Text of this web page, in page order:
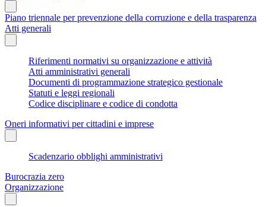
Piano triennale per prevenzione della corruzione e della trasparenza
Atti generali
Riferimenti normativi su organizzazione e attività
Atti amministrativi generali
Documenti di programmazione strategico gestionale
Statuti e leggi regionali
Codice disciplinare e codice di condotta
Oneri informativi per cittadini e imprese
Scadenzario obblighi amministrativi
Burocrazia zero
Organizzazione